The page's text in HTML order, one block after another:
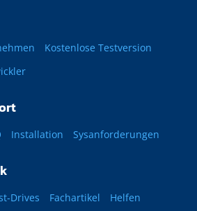
Kostenlose Testversion
Installation Sysanforderungen
Drives Fachartikel Helfen